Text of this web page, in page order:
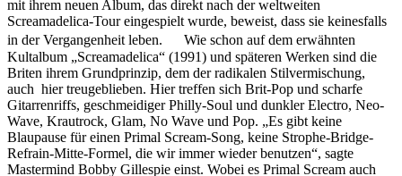
mit ihrem neuen Album, das direkt nach der weltweiten
Screamadelica-Tour eingespielt wurde, beweist, dass sie keinesfalls
in der Vergangenheit leben. Wie schon auf dem erwähnten
Kultalbum „Screamadelica“ (1991) und späteren Werken sind die
Briten ihrem Grundprinzip, dem der radikalen Stilvermischung,
auch hier treugeblieben. Hier treffen sich Brit-Pop und scharfe
Gitarrenriffs, geschmeidiger Philly-Soul und dunkler Electro, Neo-
Wave, Krautrock, Glam, No Wave und Pop. „Es gibt keine
Blaupause für einen Primal Scream-Song, keine Strophe-Bridge-
Refrain-Mitte-Formel, die wir immer wieder benutzen“, sagte
Mastermind Bobby Gillespie einst. Wobei es Primal Scream auch